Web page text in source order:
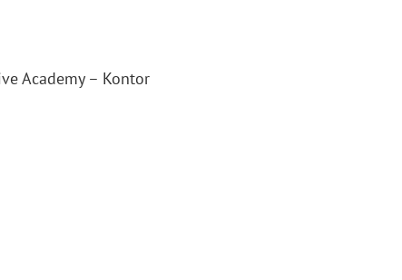
Academy – Kontor